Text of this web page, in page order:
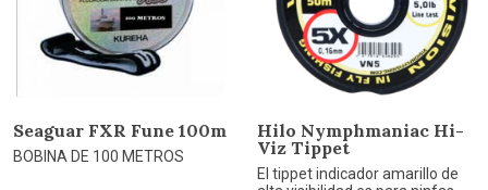
Seaguar FXR Fune 100m
BOBINA DE 100 METROS
Hilo Nymphmaniac Hi-
Viz Tippet
El tippet indicador amarillo de